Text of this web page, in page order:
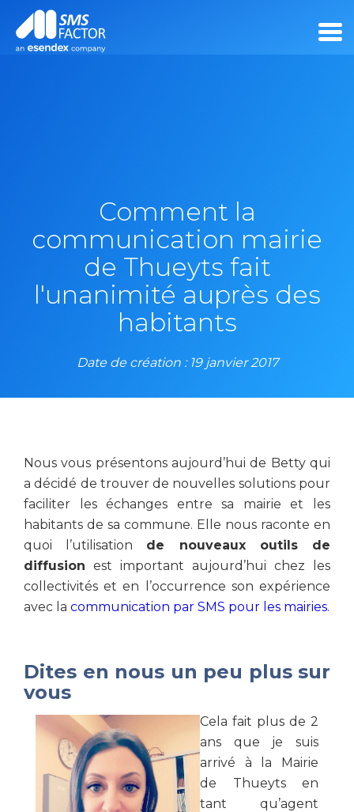
Comment la
communication mairie
de Thueyts fait
l'unanimité auprès des
habitants
Date de création : 19 janvier 2017
Nous vous présentons aujourd’hui de Betty qui
a décidé de trouver de nouvelles solutions pour
faciliter les échanges entre sa mairie et les
habitants de sa commune. Elle nous raconte en
quoi l’utilisation de nouveaux outils de
diffusion est important aujourd’hui chez les
collectivités et en l’occurrence son expérience
avec la communication par SMS pour les mairies.
Dites en nous un peu plus sur
vous
Cela fait plus de 2
ans que je suis
arrivé à la Mairie
de Thueyts en
tant qu’agent